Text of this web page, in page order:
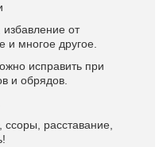
от
и многое другое.
исправить при
и обрядов.
расставание,